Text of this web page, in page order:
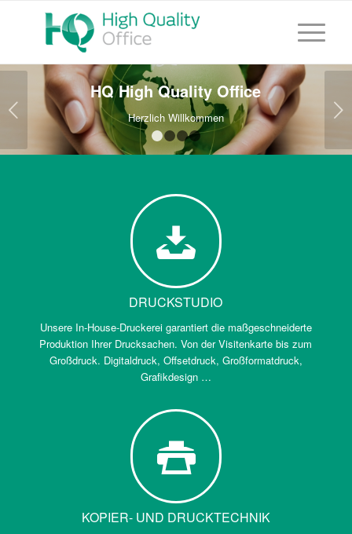
HQ High Quality Office
Herzlich Willkommen Weiter
1 2 3 4
DRUCKSTUDIO
Unsere In-House-Druckerei garantiert die maßgeschneiderte
Produktion Ihrer Drucksachen. Von der Visitenkarte bis zum
Großdruck. Digitaldruck, Offsetdruck, Großformatdruck,
Grafikdesign …
KOPIER- UND DRUCKTECHNIK